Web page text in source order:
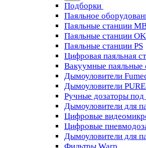
Подборки
Паяльное
Паяльные станции
Паяльные станции
Паяльные станции PS
Цифровая паяльная
Вакуумные паяльные
Дымоуловители
Дымоуловители
Ручные дозаторы
Дымоуловители для
Цифровые
Цифровые
Дымоуловители для
Фильтры Warp